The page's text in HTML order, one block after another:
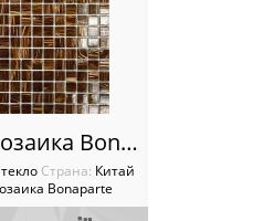
Choko Мозаика Bonaparte
Cтрана: Китай
Bonaparte